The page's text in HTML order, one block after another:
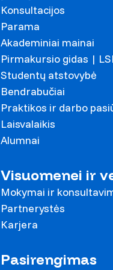
Konsultacijos
Parama
Akademiniai mainai
Pirmakursio gidas |
Studentų atstovybė
Bendrabučiai
Praktikos ir darbo
Laisvalaikis
Alumnai
Visuomenei ir
Mokymai ir
Partnerystės
Karjera
Pasirengimas